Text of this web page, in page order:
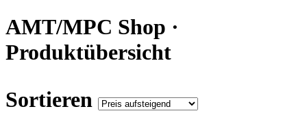
AMT/MPC Shop ·
Produktübersicht
Sortieren